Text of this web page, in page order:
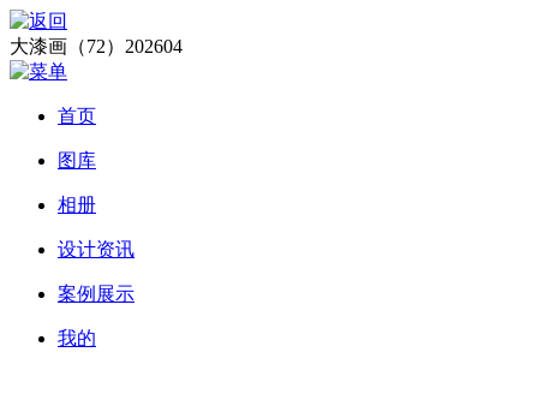
大漆画（72）202604
首页
图库
相册
设计资讯
案例展示
我的